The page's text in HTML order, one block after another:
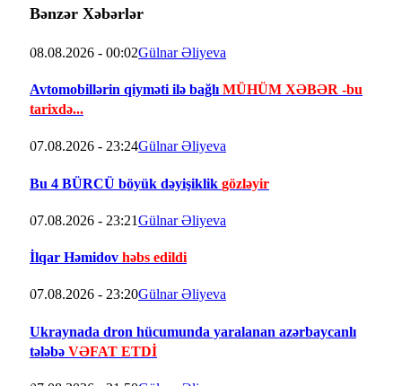
Bənzər Xəbərlər
08.08.2026 - 00:02Gülnar Əliyeva
Avtomobillərin qiyməti ilə bağlı MÜHÜM XƏBƏR -bu
tarixdə...
07.08.2026 - 23:24Gülnar Əliyeva
Bu 4 BÜRCÜ böyük dəyişiklik gözləyir
07.08.2026 - 23:21Gülnar Əliyeva
İlqar Həmidov həbs edildi
07.08.2026 - 23:20Gülnar Əliyeva
Ukraynada dron hücumunda yaralanan azərbaycanlı
tələbə VƏFAT ETDİ